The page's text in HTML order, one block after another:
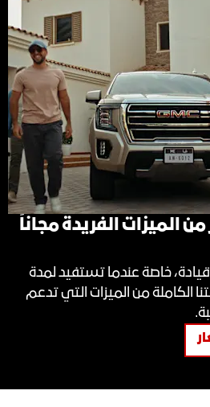
الميزات الفريدة مجاناً
خاصة عندما تستفيد لمدة
الكاملة من الميزات التي تدعم